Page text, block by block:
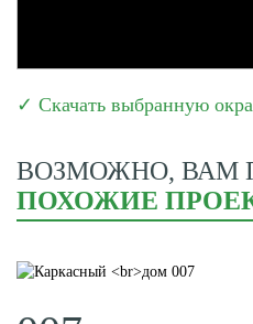
✓ Скачать выбранную
ВОЗМОЖНО, ВАМ
ПОХОЖИЕ